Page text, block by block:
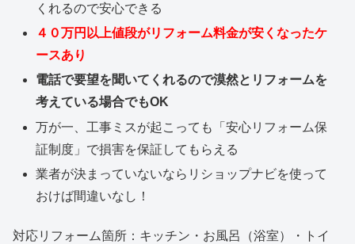
くれるので安心できる
４０万円以上値段がリフォーム料金が安くなったケ
ースあり
電話で要望を聞いてくれるので漠然とリフォームを
考えている場合でもOK
万が一、工事ミスが起こっても「安心リフォーム保
証制度」で損害を保証してもらえる
業者が決まっていないならリショップナビを使って
おけば間違いなし！
対応リフォーム箇所：キッチン・お風呂（浴室）・トイ